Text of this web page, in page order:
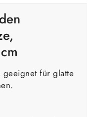
geeignet für glatte